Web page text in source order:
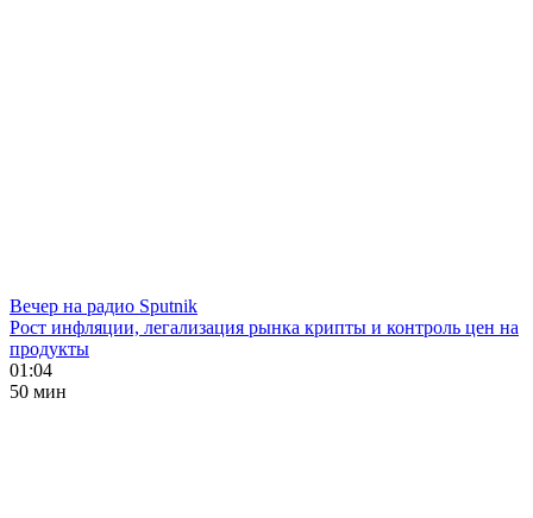
Вечер на радио Sputnik
Рост инфляции, легализация рынка крипты и контроль цен на
продукты
01:04
50 мин